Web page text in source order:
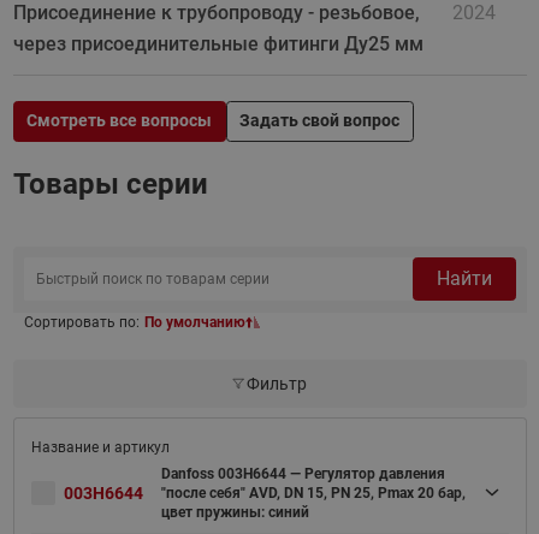
Присоединение к трубопроводу - резьбовое,
через присоединительные фитинги Ду25 мм
2024
Смотреть все вопросы Задать свой вопрос
Товары серии
Найти
Сортировать по: По умолчанию
Фильтр
003H6644
Danfoss 003H6644 — Регулятор давления
"после себя" AVD, DN 15, PN 25, Рmax 20 бар,
цвет пружины: синий